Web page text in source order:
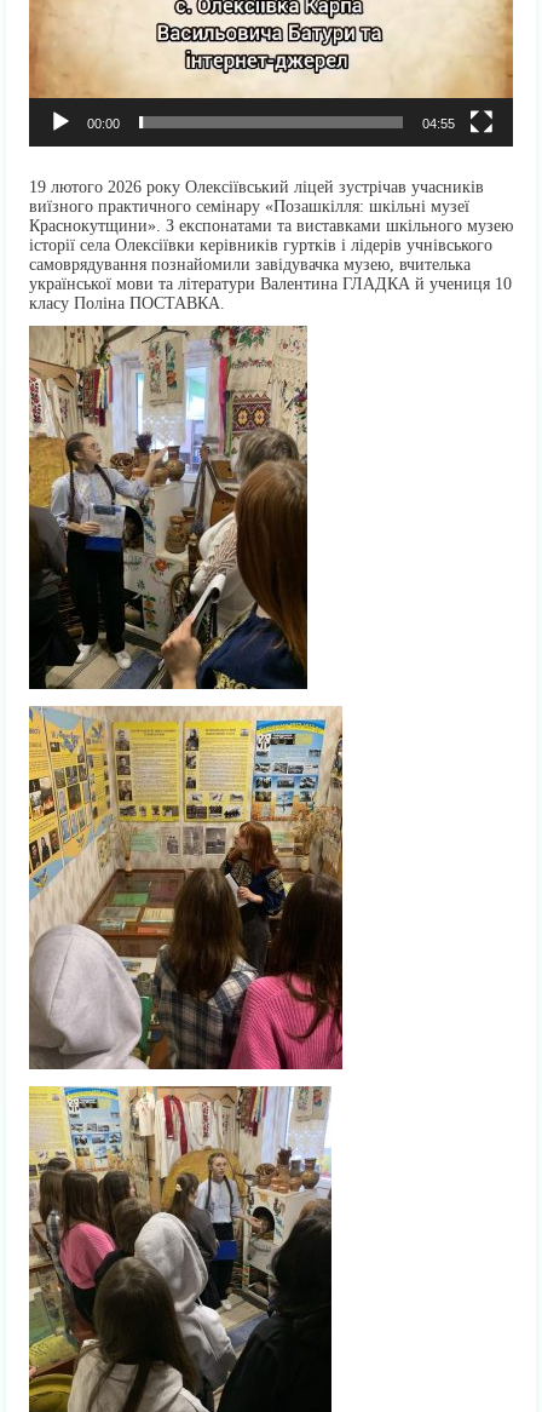
00:00 04:55
19 лютого 2026 року Олексіївський ліцей зустрічав учасників
виїзного практичного семінару «Позашкілля: шкільні музеї
Краснокутщини». З експонатами та виставками шкільного музею
історії села Олексіївки керівників гуртків і лідерів учнівського
самоврядування познайомили завідувачка музею, вчителька
української мови та літератури Валентина ГЛАДКА й учениця 10
класу Поліна ПОСТАВКА.